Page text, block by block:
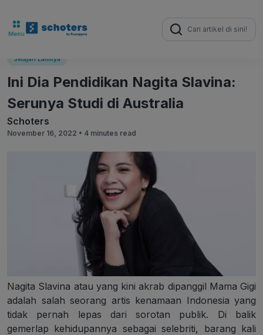
Search
for:
Jelajah Lainnya
Ini Dia Pendidikan Nagita Slavina:
Serunya Studi di Australia
Schoters
November 16, 2022 • 4 minutes read
Nagita Slavina atau yang kini akrab dipanggil Mama Gigi
adalah salah seorang artis kenamaan Indonesia yang
tidak pernah lepas dari sorotan publik. Di balik
gemerlap kehidupannya sebagai selebriti, barang kali